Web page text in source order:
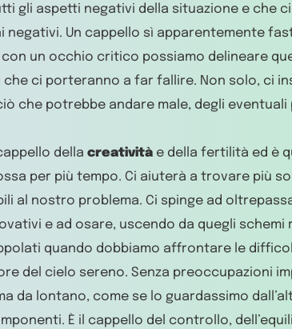
gli aspetti negativi della situazione e che ci
Un cappello sì apparentemente
un occhio critico possiamo delineare
che ci porteranno a far fallire. Non solo, ci
che potrebbe andare male, degli eventuali
della creatività e della fertilità ed è
per più tempo. Ci aiuterà a trovare più
al nostro problema. Ci spinge ad
e ad osare, uscendo da quegli schemi
quando dobbiamo affrontare le
del cielo sereno. Senza preoccupazioni
da lontano, come se lo guardassimo
È il cappello del controllo,